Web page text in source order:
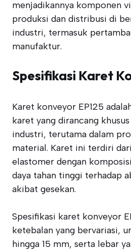
menjadikannya komponen
produksi dan distribusi di
industri, termasuk
manufaktur.
Spesifikasi Karet
Karet konveyor EP125
karet yang dirancang
industri, terutama dalam
material. Karet ini terdiri
elastomer dengan
daya tahan tinggi terhadap
akibat gesekan.
Spesifikasi karet konveyor
ketebalan yang bervariasi,
hingga 15 mm, serta lebar